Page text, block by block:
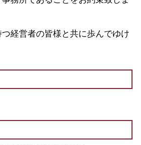
経営者の皆様と共に歩んでゆけ